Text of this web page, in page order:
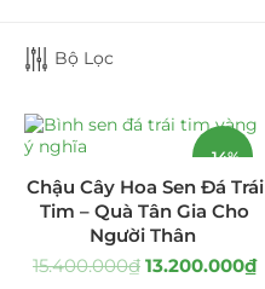
Cây Sen Đá Giá Sỉ
Chậu Sen Đá Mini
Lan Hồ Điệp Truyền Thống
Lũa Hồ Điệp Sen Đá
Bộ Lọc
-14%
Chậu Cây Hoa Sen Đá Trái
Tim – Quà Tân Gia Cho
Người Thân
15.400.000₫ 13.200.000₫